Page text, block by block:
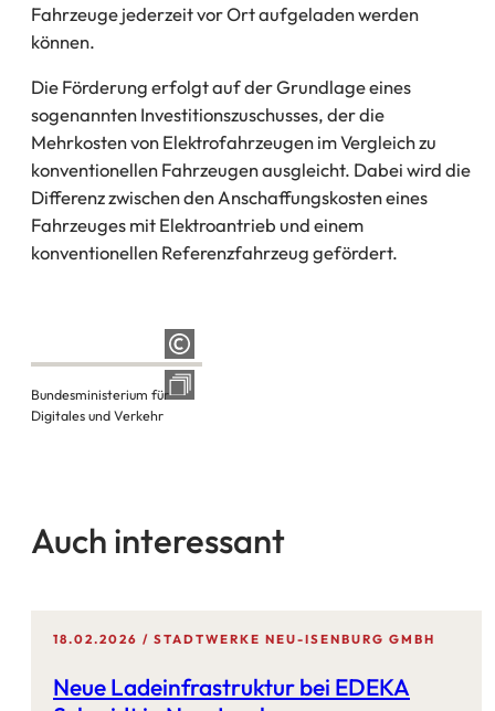
Fahrzeuge jederzeit vor Ort aufgeladen werden
können.
Die Förderung erfolgt auf der Grundlage eines
sogenannten Investitionszuschusses, der die
Mehrkosten von Elektrofahrzeugen im Vergleich zu
konventionellen Fahrzeugen ausgleicht. Dabei wird die
Differenz zwischen den Anschaffungskosten eines
Fahrzeuges mit Elektroantrieb und einem
konventionellen Referenzfahrzeug gefördert.
Bundesministerium für
Digitales und Verkehr
Auch interessant
18.02.2026 STADTWERKE NEU-ISENBURG GMBH
Neue Ladeinfrastruktur bei EDEKA